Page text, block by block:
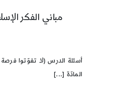
مباني الفكر
أسئلة الدرس (لا تفوّتوا
المادّة [...]